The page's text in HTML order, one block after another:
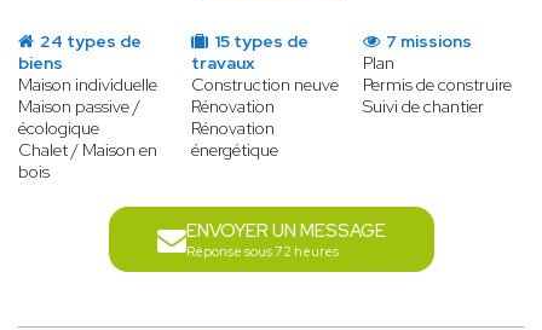
24 types de
biens
Maison individuelle
Maison passive /
écologique
Chalet / Maison en
bois
15 types de
travaux
Construction neuve
Rénovation
Rénovation
énergétique
7 missions
Plan
Permis de construire
Suivi de chantier
ENVOYER UN MESSAGE
Réponse sous 72 heures